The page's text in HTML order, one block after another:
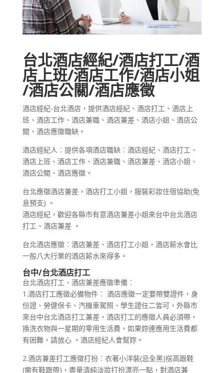
台北酒店經紀∕酒店打工∕酒
店上班∕酒店工作∕酒店小姐
∕酒店公關∕酒店應徵
酒店經紀-台北酒店，提供酒店經紀、酒店打工、酒店上
班、酒店工作、酒店兼職、酒店兼差、酒店小姐、酒店公
關、酒店應徵職缺。
酒店經紀人︰提供各項酒店職缺︰酒店經紀、酒店打工、
酒店上班、酒店工作、酒店兼職、酒店兼差、酒店小姐、
酒店公關、酒店應徵。
台北應徵酒店兼差，酒店打工小姐，服裝彩妝住宿協助(免
息預支) 。
酒店經紀，歡迎各縣市有意酒店兼差小姐來台中台北酒店
打工、酒店兼差 。
台北酒店應徵︰酒店兼差、酒店打工小姐，酒店薪水會比
一般八大行業的酒店薪水來得多。
台中/台北酒店打工
台北酒店打工、酒店兼差應徵準備︰
1.酒店打工應徵必備物件︰ 酒店應徵一定要帶雙證件，身
份證、勞健保卡、汽機車駕照、學生證任二皆可，外縣市
來台中台北酒店打工兼差，酒店打工的應徵人員必須帶，
換洗衣物與一星期的零用生活費，如果妳連應用生活費都
有困難，請放心 。酒店經紀人會幫妳。
2.酒店兼差打工應徵打扮︰衣著小洋裝(忌全黑)搭高跟鞋
(需有鞋跟帶)，盡量清純淡妝打扮漂亮一點，對酒店兼